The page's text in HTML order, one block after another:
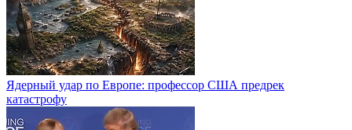
Ядерный удар по Европе: профессор США предрек
катастрофу